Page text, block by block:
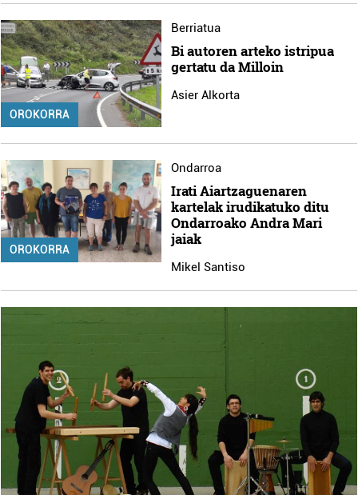
OROKORRA
Berriatua
Bi autoren arteko istripua
gertatu da Milloin
Asier Alkorta
OROKORRA
Ondarroa
Irati Aiartzaguenaren
kartelak irudikatuko ditu
Ondarroako Andra Mari
jaiak
Mikel Santiso